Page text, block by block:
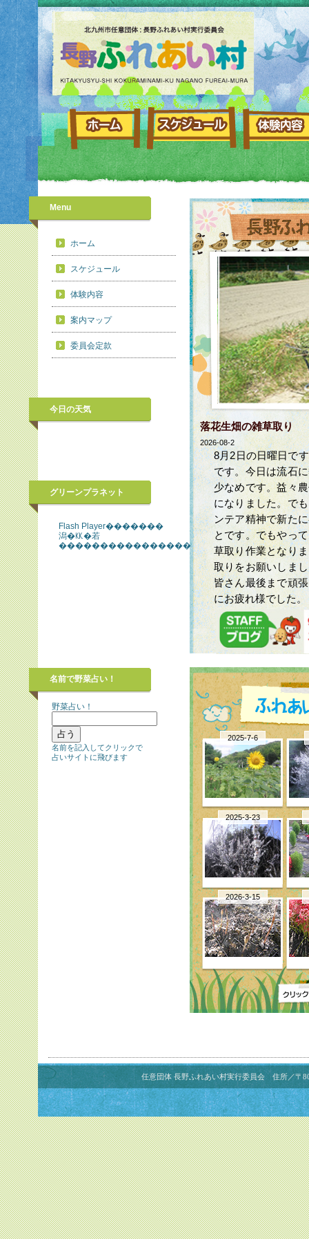
Menu
ホーム
スケジュール
体験内容
案内マップ
委員会定款
今日の天気
グリーンプラネット
Flash Player�������
潟�㏍�若
����������������
名前で野菜占い！
野菜占い！
名前を記入してクリックで
占いサイトに飛びます
落花生畑の雑草取り
2026-08-2
8月2日の日曜日で
です。今日は流石
少なめです。益々
になりました。で
ンテア精神で新た
とです。でもやっ
草取り作業となり
取りをお願いしま
皆さん最後まで頑
にお疲れ様でした。
2025-7-6
2025-3-23
2026-3-15
任意団体 長野ふれあい村実行委員会 住所／〒